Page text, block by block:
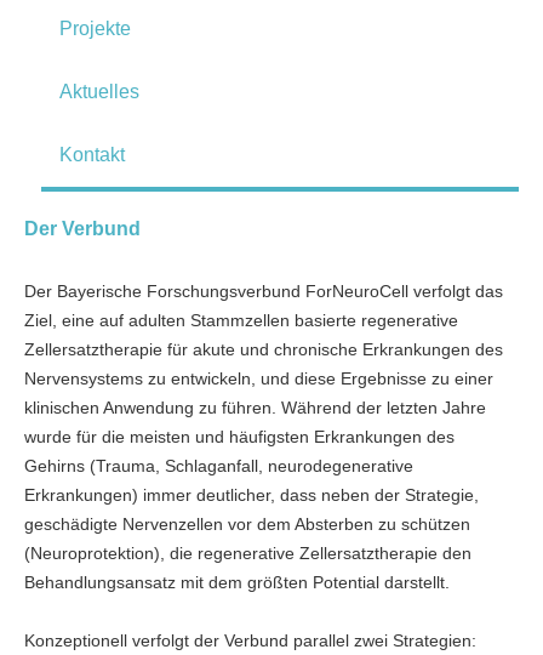
Projekte
Aktuelles
Kontakt
Der Verbund
Der Bayerische Forschungsverbund ForNeuroCell verfolgt das
Ziel, eine auf adulten Stammzellen basierte regenerative
Zellersatztherapie für akute und chronische Erkrankungen des
Nervensystems zu entwickeln, und diese Ergebnisse zu einer
klinischen Anwendung zu führen. Während der letzten Jahre
wurde für die meisten und häufigsten Erkrankungen des
Gehirns (Trauma, Schlaganfall, neurodegenerative
Erkrankungen) immer deutlicher, dass neben der Strategie,
geschädigte Nervenzellen vor dem Absterben zu schützen
(Neuroprotektion), die regenerative Zellersatztherapie den
Behandlungsansatz mit dem größten Potential darstellt.
Konzeptionell verfolgt der Verbund parallel zwei Strategien: